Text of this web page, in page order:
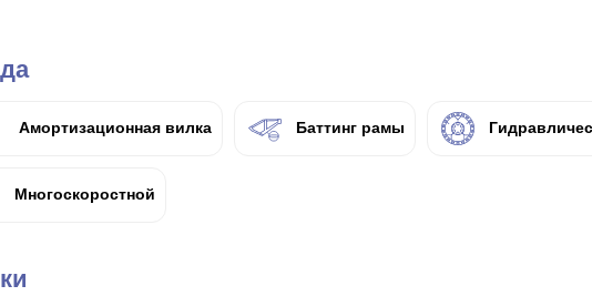
Амортизационная вилка Баттинг рамы
Многоскоростной
раз в 2
Остались вопросы?